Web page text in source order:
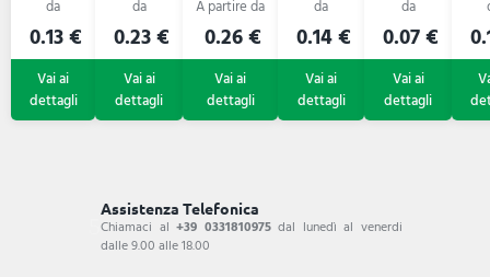
0.13 € 0.23 € 0.26 € 0.14 € 0.07 €
Assistenza Telefonica
Chiamaci al+39 0331810975dal lunedì al venerdi
dalle 9.00 alle 18.00